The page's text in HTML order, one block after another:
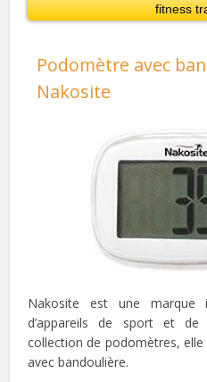
fitness
Podomètre avec
Nakosite
Nakosite est une marque
d’appareils de sport et
collection de podomètres,
avec bandoulière.